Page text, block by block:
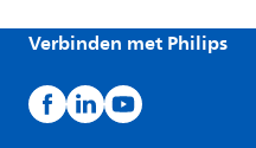
Verbinden met Philips